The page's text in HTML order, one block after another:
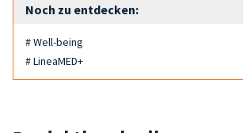
Noch zu entdecken:
# Well-being
# LineaMED+